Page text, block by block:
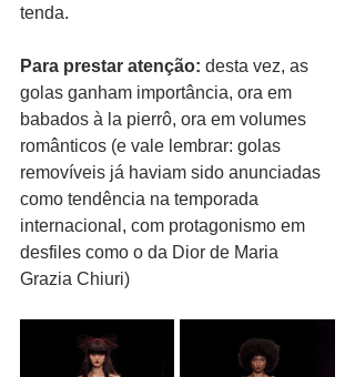
tenda.
Para prestar atenção: desta vez, as
golas ganham importância, ora em
babados à la pierrô, ora em volumes
românticos (e vale lembrar: golas
removíveis já haviam sido anunciadas
como tendência na temporada
internacional, com protagonismo em
desfiles como o da Dior de Maria
Grazia Chiuri)